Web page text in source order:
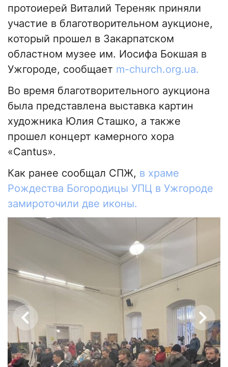
протоиерей Виталий Тереняк приняли
участие в благотворительном аукционе,
который прошел в Закарпатском
областном музее им. Иосифа Бокшая в
Ужгороде, сообщает m-church.org.ua.
Во время благотворительного аукциона
была представлена выставка картин
художника Юлия Сташко, а также
прошел концерт камерного хора
«Cantus».
Как ранее сообщал СПЖ, в храме
Рождества Богородицы УПЦ в Ужгороде
замироточили две иконы.